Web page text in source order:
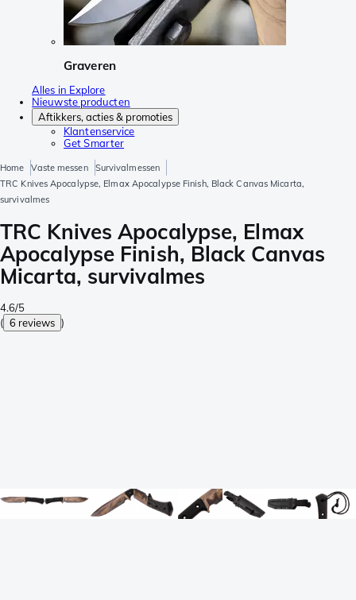
Graveren
Alles in Explore
Nieuwste producten
Aftikkers, acties & promoties
Klantenservice
Get Smarter
Home Vaste messen
Survivalmessen
TRC Knives Apocalypse, Elmax Apocalypse Finish, Black Canvas Micarta,
survivalmes
TRC Knives Apocalypse, Elmax
Apocalypse Finish, Black Canvas
Micarta, survivalmes
4.6/5
( 6 reviews )